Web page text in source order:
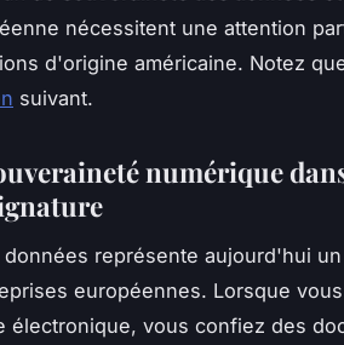
nécessitent une attention
d'origine américaine. Notez
suivant.
numérique
représente aujourd'hui
européennes. Lorsque
électronique, vous confiez des